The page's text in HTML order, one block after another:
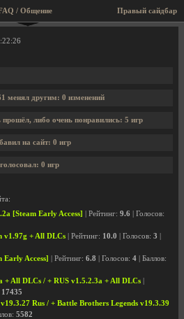
Правый сайдбар
/ Общение
пользователя Shaman61
менял другим: 0 изменений
либо очень понравились: 5 игр
на сайт: 0 игр
0 игр
[Steam Early Access] | Рейтинг: 9.6 | Голосов:
v1.97g + All DLCs | Рейтинг: 10.0 | Голосов: 3
Access] | Рейтинг: 6.8 | Голосов: 4 | Баллов:
+ All DLCs / + RUS v1.5.2.3a + All DLCs
17435
Rus / + Battle Brothers Legends v19.3.39
5582